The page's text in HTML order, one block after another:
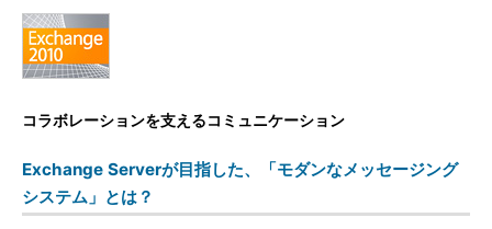
コラボレーションを支えるコミュニケーション
Exchange Serverが目指した、「モダンなメッセージング
システム」とは？